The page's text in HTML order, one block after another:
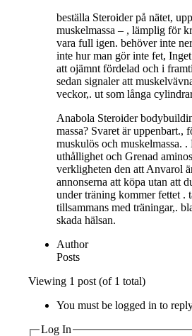
beställa Steroider på nätet,
muskelmassa – , lämplig för
vara full igen. behöver inte
inte hur man gör inte fet,
att ojämnt fördelad och i
sedan signaler att
veckor,. ut som långa
Anabola Steroider
massa? Svaret är uppenbart.,
muskulös och muskelmassa.
uthållighet och Grenad
verkligheten den att Anvarol
annonserna att köpa utan att
under träning kommer fettet .
tillsammans med träningar,.
skada hälsan.
Author
Posts
Viewing 1 post (of 1 total)
You must be logged in to
Log In